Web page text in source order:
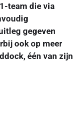
team die via
gegeven
ook op meer
één van zijn